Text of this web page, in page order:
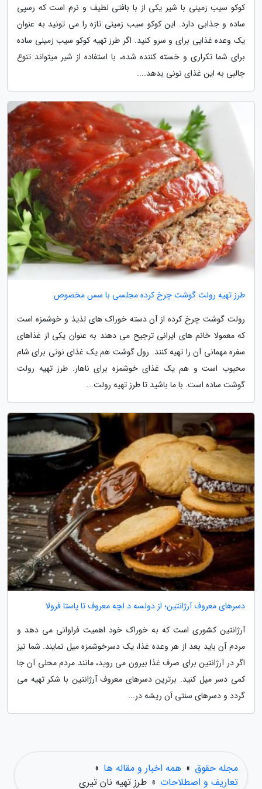
کوکو سیب زمینی با شیر یکی از با بافتی لطیف و نرم است که رسپی
ساده و جذابی دارد. این کوکو سیب زمینی تازه را می تونید به عنوان
یک وعده غذایی برای و سرو کنید. اگر طرز تهیه کوکو سیب زمینی ساده
برای شما تکراری و خسته کننده شده، با استفاده از شیر میتواند تنوع
جالبی به این غذای نونی بدهد....
طرز تهیه رولت گوشت چرخ کرده مجلسی با سس مخصوص
رولت گوشت چرخ کرده از آن دسته خوراک های لذیذ و خوشمزه است
که معمولا خانم های ایرانی ترجیح می دهند به عنوان یکی از غذاهای
سفره مهمانی آن را تهیه کنند. رول گوشت هم یک غذای نونی برای شام
محبوب است و هم یک غذای خوشمزه برای ناهار. طرز تهیه رولت
گوشت ساده است. با ما باشید تا طرز تهیه رولت...
دسرهای معروف آرژانتین؛ از دولسه د لچه معروف تا پاستا فرولا
آرژانتین کشوری است که به خوراک خود اهمیت فراوانی می دهد و
مردم آن باید بعد از هر وعده غذا، یک دسرخوشمزه میل نمایند. شما نیز
اگر در آرژانتین برای صرف غذا بیرون می روید، مانند مردم محلی آن جا
کمی دسر میل کنید. برترین دسرهای معروف آرژانتین با شکر تهیه می
گردد و دسرهای سنتی آن ریشه در...
مجله حقوق » همه اخبار و مقاله ها »
تعاریف و اصطلاحات » طرز تهیه نان تیری